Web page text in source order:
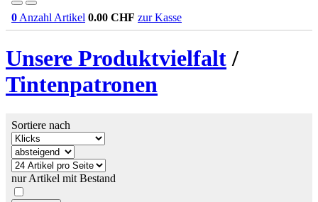
0 Anzahl Artikel 0.00 CHF zur Kasse
Unsere Produktvielfalt/
Tintenpatronen
Sortiere nach
nur Artikel mit Bestand